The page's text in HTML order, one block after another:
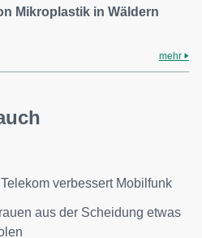
Mikroplastik in Wäldern
mehr
verbessert Mobilfunk
aus der Scheidung etwas